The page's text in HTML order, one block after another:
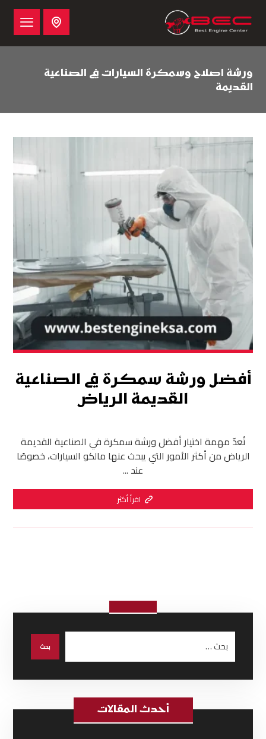
ورشة اصلاح وسمكرة السيارات في الصناعية
القديمة
أفضل ورشة سمكرة في الصناعية
القديمة الرياض
تُعدّ مهمة اختيار أفضل ورشة سمكرة في الصناعية القديمة
الرياض من أكثر الأمور التي يبحث عنها مالكو السيارات، خصوصًا
عند ...
اقرأ أكثر
أحدث المقالات